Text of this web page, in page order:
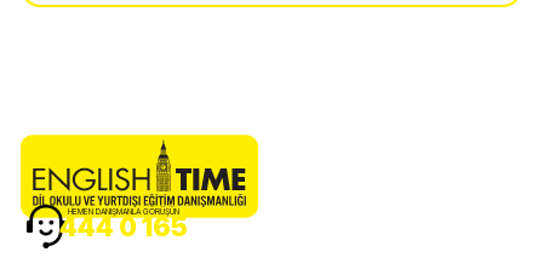
HEMEN DANIŞMANLA GÖRÜŞÜN
444 0 165